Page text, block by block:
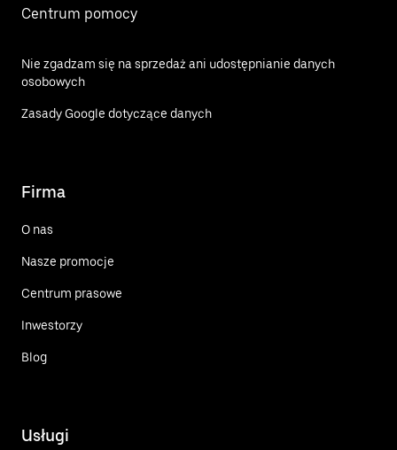
Centrum pomocy
Nie zgadzam się na sprzedaż ani udostępnianie danych
osobowych
Zasady Google dotyczące danych
Firma
O nas
Nasze promocje
Centrum prasowe
Inwestorzy
Blog
Usługi